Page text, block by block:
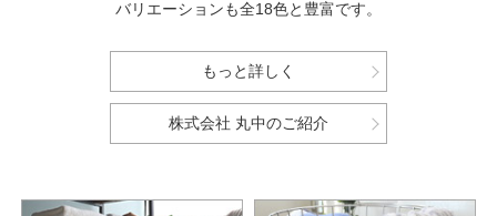
バリエーションも全18色と豊富です。
もっと詳しく
株式会社 丸中のご紹介